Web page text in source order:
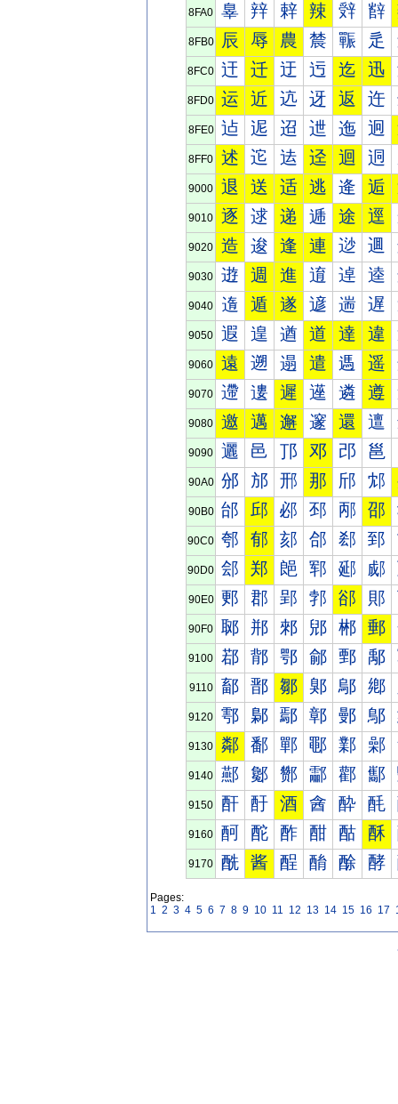
8FA0 辠 辡 辢 辣 辤 辥
8FB0 辰 辱 農 辳 辴 辵
8FC0 迀 迁 迂 迃 迄 迅
8FD0 运 近 迒 迓 返 迕
8FE0 迠 迡 迢 迣 迤 迥
8FF0 述 迱 迲 迳 迴 迵
9000 退 送 适 逃 逄 逅
9010 逐 逑 递 逓 途 逕
9020 造 逡 逢 連 逤 逥
9030 逰 週 進 逳 逴 逵
9040 遀 遁 遂 遃 遄 遅
9050 遐 遑 遒 道 達 違
9060 遠 遡 遢 遣 遤 遥
9070 遰 遱 遲 遳 遴 遵
9080 邀 邁 邂 邃 還 邅
9090 邐 邑 邒 邓 邔 邕
90A0 邠 邡 邢 那 邤 邥
90B0 邰 邱 邲 邳 邴 邵
90C0 郀 郁 郂 郃 郄 郅
90D0 郐 郑 郒 郓 郔 郕
90E0 郠 郡 郢 郣 郤 郥
90F0 郰 郱 郲 郳 郴 郵
9100 鄀 鄁 鄂 鄃 鄄 鄅
9110 鄐 鄑 鄒 鄓 鄔 鄕
9120 鄠 鄡 鄢 鄣 鄤 鄥
9130 鄰 鄱 鄲 鄳 鄴 鄵
9140 酀 酁 酂 酃 酄 酅
9150 酐 酑 酒 酓 酔 酕
9160 酠 酡 酢 酣 酤 酥
9170 酰 酱 酲 酳 酴 酵
Pages:
1 2 3 4 5 6 7 8 9 10 11 12 13 14 15 16 17